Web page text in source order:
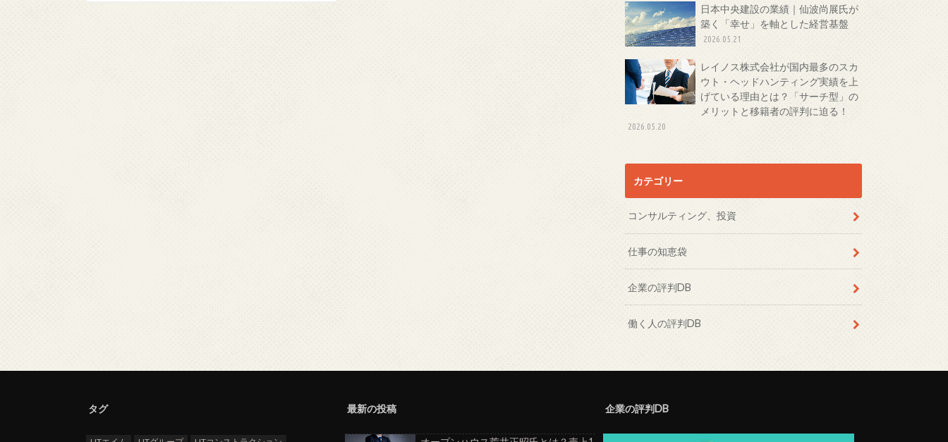
日本中央建設の業績｜仙波尚展氏が
築く「幸せ」を軸とした経営基盤
2026.05.21
レイノス株式会社が国内最多のスカ
ウト・ヘッドハンティング実績を上
げている理由とは？「サーチ型」の
メリットと移籍者の評判に迫る！
2026.05.20
カテゴリー
コンサルティング、投資
仕事の知恵袋
企業の評判DB
働く人の評判DB
タグ 最新の投稿 企業の評判DB